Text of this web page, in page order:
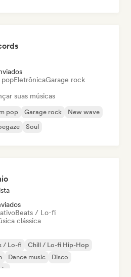
popEletrônicaGarage rock
suas músicas
pop Garage rock
New wave
Soul
Beats / Lo-fi
clássica
/ Lo-fi
Chill / Lo-fi Hip-Hop
Dance music
Disco